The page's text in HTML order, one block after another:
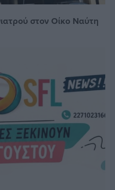
στον Οίκο Ναύτη